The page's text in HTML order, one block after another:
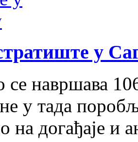
у
навршава
у тада
на догађаје и